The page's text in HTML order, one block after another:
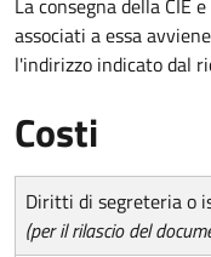
La consegna della CIE
associati a essa
l'indirizzo indicato dal
Costi
Diritti di segreteria o
(per il rilascio del